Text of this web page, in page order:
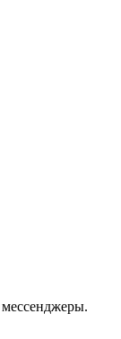
мессенджеры.